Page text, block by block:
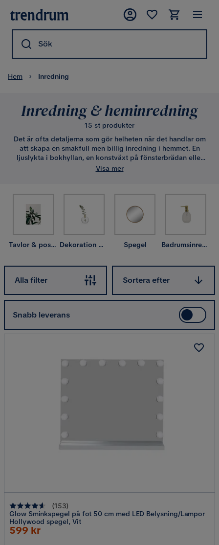
Sök
Hem Inredning
Inredning & heminredning
15 st produkter
Det är ofta detaljerna som gör helheten när det handlar om
att skapa en smakfull men billig inredning i hemmet. En
ljuslykta i bokhyllan, en konstväxt på fönsterbrädan eller
en vacker klocka på väggen. Det är bara några exempel på
förvandla ditt hem till en vacker och trivsam miljö. Du hittar
dina dekorationer online här på Trendrum.
Visa mer
Tavlor & posters Dekoration & inredningsdetaljer Spegel Badrumsinredning
Alla filter
Sortera efter
Snabb leverans
(153)
Glow Sminkspegel på fot 50 cm med LED Belysning/Lampor
Hollywood spegel, Vit
Rabatterat
599 kr